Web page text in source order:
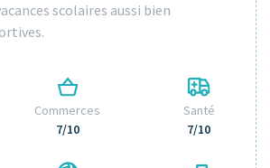
scolaires aussi bien
Commerces
7/10
Santé
7/10